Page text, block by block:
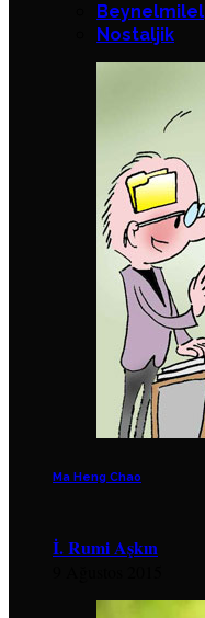
Beynelmilel
Nostaljik
Ma Heng Chao
İ. Rumi Aşkın